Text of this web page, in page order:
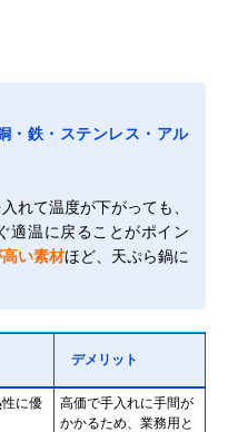
・鉄・ステンレス・アル
れて温度が下がっても、
適温に戻ることがポイン
い素材ほど、天ぷら鍋に
デメリット
に優
高価で手入れに手間が
かかるため、業務用と